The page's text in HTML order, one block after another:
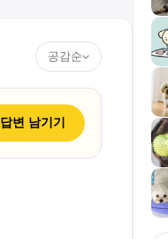
공감순
답변 남기기